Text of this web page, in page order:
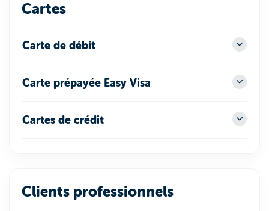
Cartes
Carte de débit
Carte prépayée Easy Visa
Cartes de crédit
Clients professionnels